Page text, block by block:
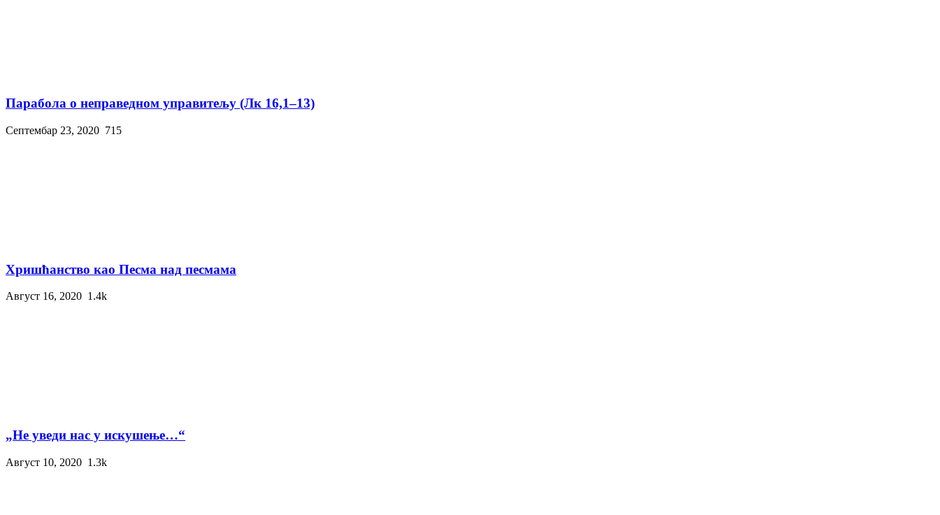
Парабола о неправедном управитељу (Лк 16,1–13)
Септембар 23, 2020 715
Хришћанство као Песма над песмама
Август 16, 2020 1.4k
„Не уведи нас у искушење…“
Август 10, 2020 1.3k